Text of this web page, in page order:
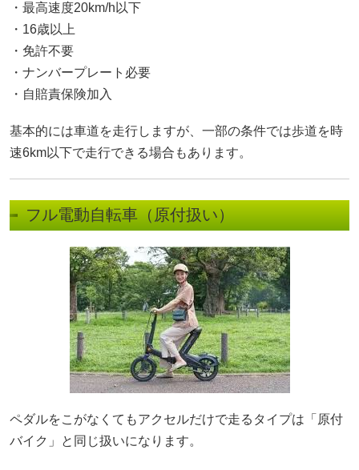
・最高速度20km/h以下
・16歳以上
・免許不要
・ナンバープレート必要
・自賠責保険加入
基本的には車道を走行しますが、一部の条件では歩道を時
速6km以下で走行できる場合もあります。
フル電動自転車（原付扱い）
ペダルをこがなくてもアクセルだけで走るタイプは「原付
バイク」と同じ扱いになります。